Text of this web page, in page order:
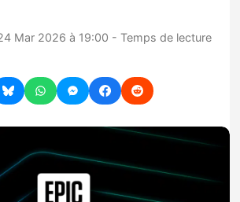
ventes
Mar 2026 à 19:00 - Temps de lecture